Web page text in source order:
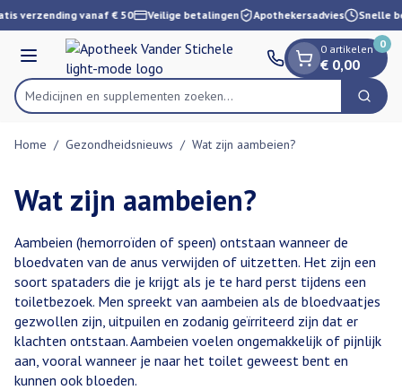
Ga naar de inhoud
1 van 1
verzending vanaf € 50 Veilige betalingen Apothekersadvies Snelle
Menu
Product, merk, categorie...
Medicijnen en supplementen zoeken... Zoek
0 artikelen
€ 0,00
0
Home / Gezondheidsnieuws / Wat zijn aambeien?
Wat zijn aambeien?
Aambeien (hemorroïden of speen) ontstaan wanneer de
bloedvaten van de anus verwijden of uitzetten. Het zijn een
soort spataders die je krijgt als je te hard perst tijdens een
toiletbezoek. Men spreekt van aambeien als de bloedvaatjes
gezwollen zijn, uitpuilen en zodanig geïrriteerd zijn dat er
klachten ontstaan. Aambeien voelen ongemakkelijk of pijnlijk
aan, vooral wanneer je naar het toilet geweest bent en
kunnen ook bloeden.